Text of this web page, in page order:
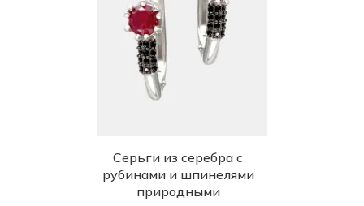
Серьги из серебра с
рубинами и шпинелями
природными